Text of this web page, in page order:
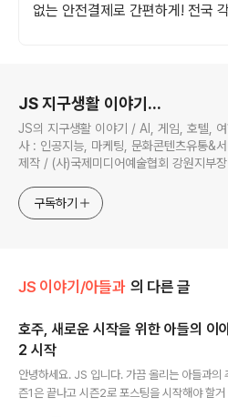
없는 안전결제로 간편하게! 전국
JS 지구생활 이야기...
JS의 지구생활 이야기 / AI, 게임, 호텔, 여행 / NCS 확인강
사 : 인공지능, 마케팅, 문화콘텐츠유통&
제작 / (사)국제미디어예술협회 강원지부
구독하기
JS 이야기/아들과 의 다른 글
호주, 새로운 시작을 위한 아들의 이
2 시작
안녕하세요. JS 입니다. 가끔 올리는 아들과의
즌1은 끝나고 시즌2로 포스팅을 시작해야 할거